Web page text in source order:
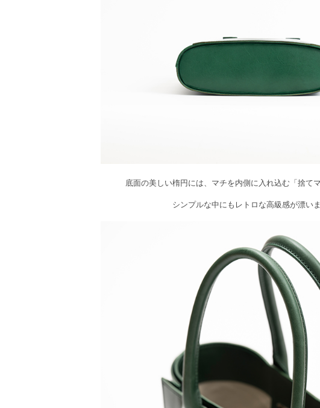
底面の美しい楕円には、マチを内側に入れ込む「捨て
シンプルな中にもレトロな高級感が漂い